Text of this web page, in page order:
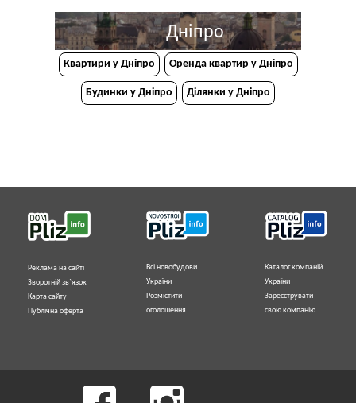
Дніпро
Квартири у Дніпрo Оренда квартир у Дніпро
Будинки у Дніпро Ділянки у Дніпро
Реклама на сайті
Зворотній зв`язок
Карта сайту
Публічна оферта
Всі новобудови
України
Розмістити
оголошення
Каталог компаній
України
Зареєструвати
свою компанію